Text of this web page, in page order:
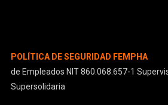
POLÍTICA DE SEGURIDAD FEMPHA
de Empleados NIT 860.068.657-1
Supersolidaria